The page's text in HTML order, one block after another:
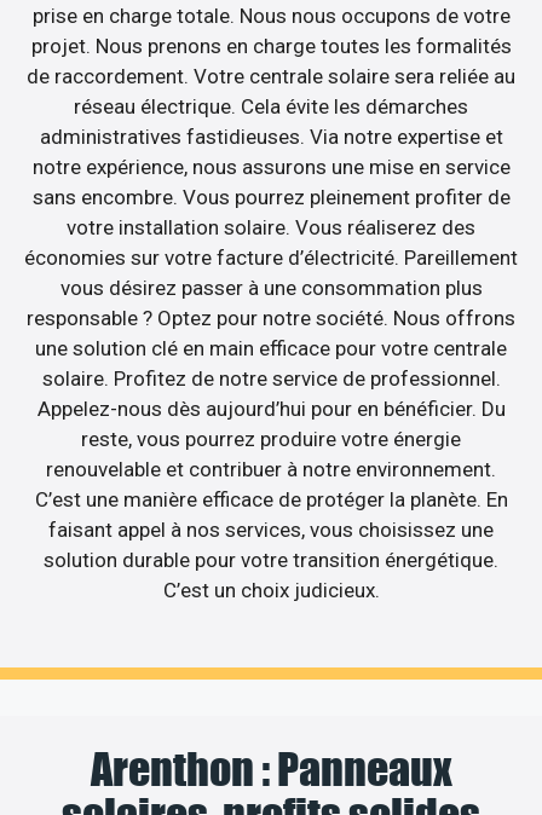
prise en charge totale. Nous nous occupons de votre
projet. Nous prenons en charge toutes les formalités
de raccordement. Votre centrale solaire sera reliée au
réseau électrique. Cela évite les démarches
administratives fastidieuses. Via notre expertise et
notre expérience, nous assurons une mise en service
sans encombre. Vous pourrez pleinement profiter de
votre installation solaire. Vous réaliserez des
économies sur votre facture d’électricité. Pareillement
vous désirez passer à une consommation plus
responsable ? Optez pour notre société. Nous offrons
une solution clé en main efficace pour votre centrale
solaire. Profitez de notre service de professionnel.
Appelez-nous dès aujourd’hui pour en bénéficier. Du
reste, vous pourrez produire votre énergie
renouvelable et contribuer à notre environnement.
C’est une manière efficace de protéger la planète. En
faisant appel à nos services, vous choisissez une
solution durable pour votre transition énergétique.
C’est un choix judicieux.
Arenthon : Panneaux